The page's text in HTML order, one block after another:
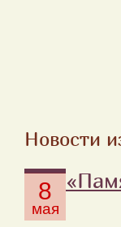
Новости
8
мая